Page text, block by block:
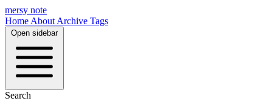
mersy note
Home About Archive Tags
Open sidebar
Search